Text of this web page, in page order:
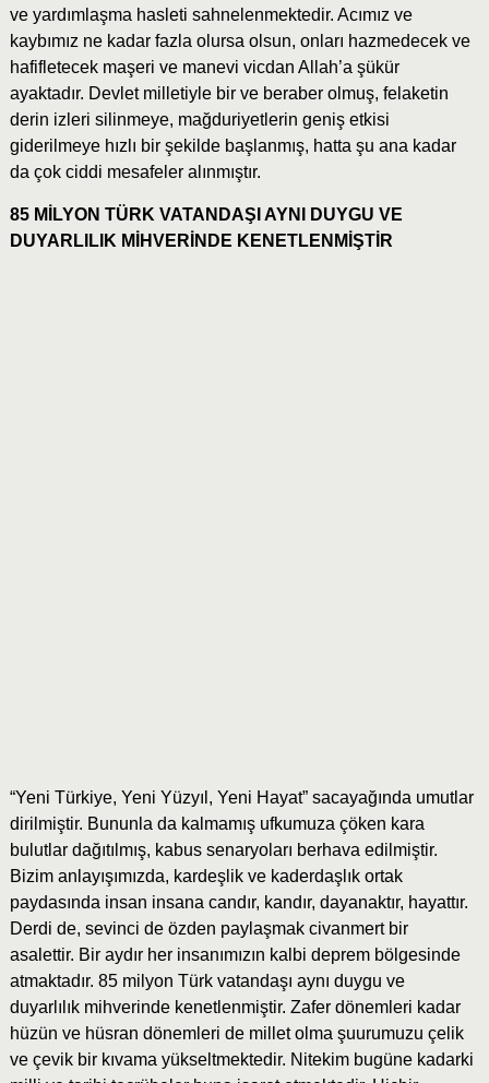
ve yardımlaşma hasleti sahnelenmektedir. Acımız ve
kaybımız ne kadar fazla olursa olsun, onları hazmedecek ve
hafifletecek maşeri ve manevi vicdan Allah’a şükür
ayaktadır. Devlet milletiyle bir ve beraber olmuş, felaketin
derin izleri silinmeye, mağduriyetlerin geniş etkisi
giderilmeye hızlı bir şekilde başlanmış, hatta şu ana kadar
da çok ciddi mesafeler alınmıştır.
85 MİLYON TÜRK VATANDAŞI AYNI DUYGU VE
DUYARLILIK MİHVERİNDE KENETLENMİŞTİR
“Yeni Türkiye, Yeni Yüzyıl, Yeni Hayat” sacayağında umutlar
dirilmiştir. Bununla da kalmamış ufkumuza çöken kara
bulutlar dağıtılmış, kabus senaryoları berhava edilmiştir.
Bizim anlayışımızda, kardeşlik ve kaderdaşlık ortak
paydasında insan insana candır, kandır, dayanaktır, hayattır.
Derdi de, sevinci de özden paylaşmak civanmert bir
asalettir. Bir aydır her insanımızın kalbi deprem bölgesinde
atmaktadır. 85 milyon Türk vatandaşı aynı duygu ve
duyarlılık mihverinde kenetlenmiştir. Zafer dönemleri kadar
hüzün ve hüsran dönemleri de millet olma şuurumuzu çelik
ve çevik bir kıvama yükseltmektedir. Nitekim bugüne kadarki